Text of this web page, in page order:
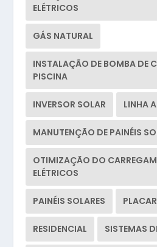
ELÉTRICOS
GÁS NATURAL
INSTALAÇÃO DE BOMBA DE
PISCINA
INVERSOR SOLAR LINHA
MANUTENÇÃO DE PAINÉIS
OTIMIZAÇÃO DO
ELÉTRICOS
PAINÉIS SOLARES
RESIDENCIAL SISTEMAS